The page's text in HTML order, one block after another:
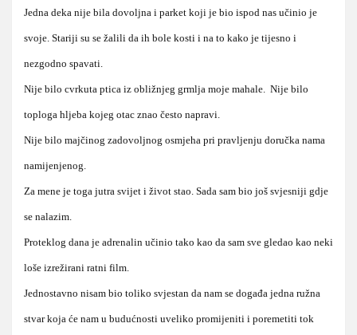
Jedna deka nije bila dovoljna i parket koji je bio ispod nas učinio je
svoje. Stariji su se žalili da ih bole kosti i na to kako je tijesno i
nezgodno spavati.
Nije bilo cvrkuta ptica iz obližnjeg grmlja moje mahale. Nije bilo
toploga hljeba kojeg otac znao često napravi.
Nije bilo majčinog zadovoljnog osmjeha pri pravljenju doručka nama
namijenjenog.
Za mene je toga jutra svijet i život stao. Sada sam bio još svjesniji gdje
se nalazim.
Proteklog dana je adrenalin učinio tako kao da sam sve gledao kao neki
loše izrežirani ratni film.
Jednostavno nisam bio toliko svjestan da nam se događa jedna ružna
stvar koja će nam u budućnosti uveliko promijeniti i poremetiti tok